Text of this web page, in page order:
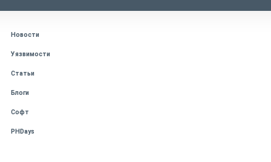
Новости
Уязвимости
Статьи
Блоги
Софт
PHDays